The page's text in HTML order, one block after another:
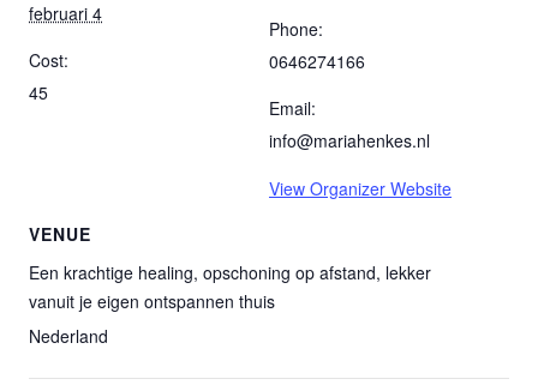
februari 4
Cost:
45
VENUE
Een krachtige healing, opschoning op afstand, lekker
vanuit je eigen ontspannen thuis
Nederland
Phone:
0646274166
Email:
info@mariahenkes.nl
View Organizer Website